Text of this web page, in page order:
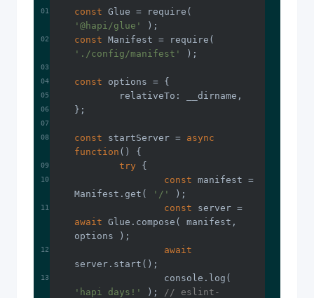
const Glue = require
'@hapi/glue'
const Manifest = require
'./config/manifest'
const
relativeTo
const startServer = async
function ( )
try
const manifest =
Manifest.get(
'/'
const
server =
await Glue.compose( manifest,
await
console
'hapi days!'
);
// eslint-